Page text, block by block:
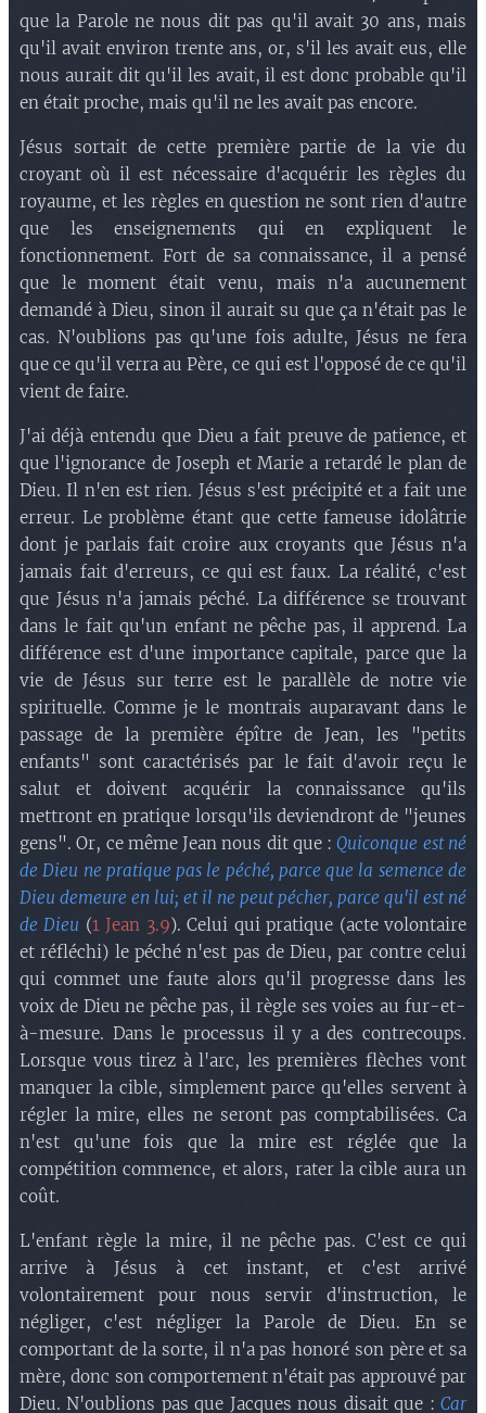
que la Parole ne nous dit pas qu'il avait 30 ans, mais
qu'il avait environ trente ans, or, s'il les avait eus, elle
nous aurait dit qu'il les avait, il est donc probable qu'il
en était proche, mais qu'il ne les avait pas encore.
Jésus sortait de cette première partie de la vie du
croyant où il est nécessaire d'acquérir les règles du
royaume, et les règles en question ne sont rien d'autre
que les enseignements qui en expliquent le
fonctionnement. Fort de sa connaissance, il a pensé
que le moment était venu, mais n'a aucunement
demandé à Dieu, sinon il aurait su que ça n'était pas le
cas. N'oublions pas qu'une fois adulte, Jésus ne fera
que ce qu'il verra au Père, ce qui est l'opposé de ce qu'il
vient de faire.
J'ai déjà entendu que Dieu a fait preuve de patience, et
que l'ignorance de Joseph et Marie a retardé le plan de
Dieu. Il n'en est rien. Jésus s'est précipité et a fait une
erreur. Le problème étant que cette fameuse idolâtrie
dont je parlais fait croire aux croyants que Jésus n'a
jamais fait d'erreurs, ce qui est faux. La réalité, c'est
que Jésus n'a jamais péché. La différence se trouvant
dans le fait qu'un enfant ne pêche pas, il apprend. La
différence est d'une importance capitale, parce que la
vie de Jésus sur terre est le parallèle de notre vie
spirituelle. Comme je le montrais auparavant dans le
passage de la première épître de Jean, les "petits
enfants" sont caractérisés par le fait d'avoir reçu le
salut et doivent acquérir la connaissance qu'ils
mettront en pratique lorsqu'ils deviendront de "jeunes
gens". Or, ce même Jean nous dit que :Quiconque est né
de Dieu ne pratique pas le péché, parce que la semence de
Dieu demeure en lui; et il ne peut pécher, parce qu'il est né
de Dieu (1 Jean 3.9). Celui qui pratique (acte volontaire
et réfléchi) le péché n'est pas de Dieu, par contre celui
qui commet une faute alors qu'il progresse dans les
voix de Dieu ne pêche pas, il règle ses voies au fur-et-
à-mesure. Dans le processus il y a des contrecoups.
Lorsque vous tirez à l'arc, les premières flèches vont
manquer la cible, simplement parce qu'elles servent à
régler la mire, elles ne seront pas comptabilisées. Ca
n'est qu'une fois que la mire est réglée que la
compétition commence, et alors, rater la cible aura un
coût.
L'enfant règle la mire, il ne pêche pas. C'est ce qui
arrive à Jésus à cet instant, et c'est arrivé
volontairement pour nous servir d'instruction, le
négliger, c'est négliger la Parole de Dieu. En se
comportant de la sorte, il n'a pas honoré son père et sa
mère, donc son comportement n'était pas approuvé par
Dieu. N'oublions pas que Jacques nous disait que : Car